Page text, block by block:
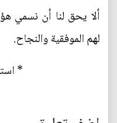
ألا يحق لنا أن نسمي
لهم الموفقية والنجاح.
*